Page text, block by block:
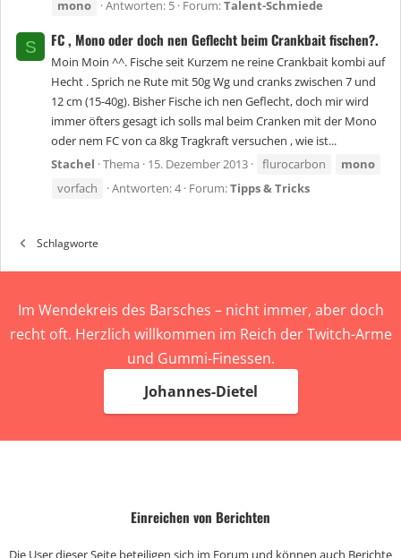
mono
Antworten: 5 Forum:Talent-Schmiede
S FC , Mono oder doch nen Geflecht beim Crankbait fischen?.
Moin Moin ^^. Fische seit Kurzem ne reine Crankbait kombi auf
Hecht . Sprich ne Rute mit 50g Wg und cranks zwischen 7 und
12 cm (15-40g). Bisher Fische ich nen Geflecht, doch mir wird
immer öfters gesagt ich solls mal beim Cranken mit der Mono
oder nem FC von ca 8kg Tragkraft versuchen , wie ist...
Stachel Thema 15. Dezember 2013 flurocarbon
mono
vorfach
Antworten: 4 Forum:Tipps & Tricks
Schlagworte
Im Wendekreis des Barsches – nicht immer, aber doch
recht oft. Herzlich willkommen im Reich der Twitch-Arme
und Gummi-Finessen.
Johannes-Dietel
Einreichen von Berichten
Die User dieser Seite beteiligen sich im Forum und können auch Berichte